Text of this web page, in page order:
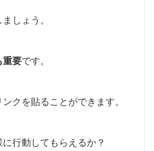
しょう。
重要です。
クを貼ることができます。
行動してもらえるか？